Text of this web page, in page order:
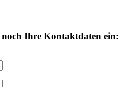
noch Ihre Kontaktdaten ein: